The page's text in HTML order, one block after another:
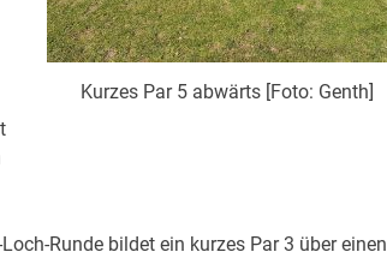
Kurzes Par 5 abwärts [Foto: Genth]
Runde bildet ein kurzes Par 3 über einen